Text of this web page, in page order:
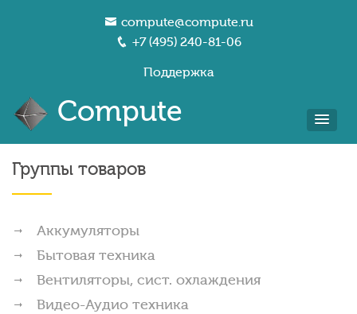
compute@compute.ru
+7 (495) 240-81-06
Поддержка
Compute
Группы товаров
Аккумуляторы
Бытовая техника
Вентиляторы, сист. охлаждения
Видео-Аудио техника